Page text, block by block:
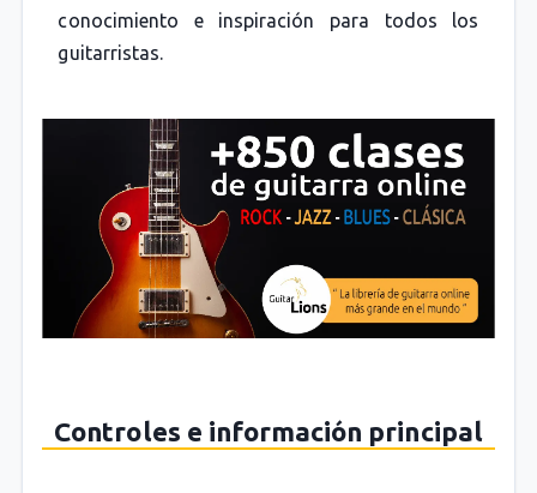
conocimiento e inspiración para todos los
guitarristas.
Controles e información principal